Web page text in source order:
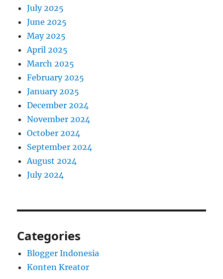
July 2025
June 2025
May 2025
April 2025
March 2025
February 2025
January 2025
December 2024
November 2024
October 2024
September 2024
August 2024
July 2024
Categories
Blogger Indonesia
Konten Kreator